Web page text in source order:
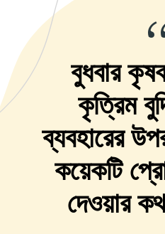
বুধবার
কৃত্রিম
ব্যবহারের
কয়েকটি
দেওয়ার